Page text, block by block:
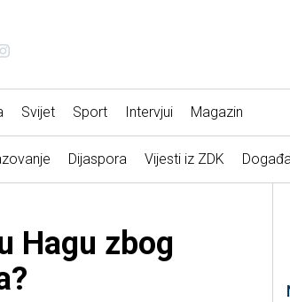
Svijet Sport Intervjui Magazin
Dijaspora Vijesti iz ZDK
Hagu zbog